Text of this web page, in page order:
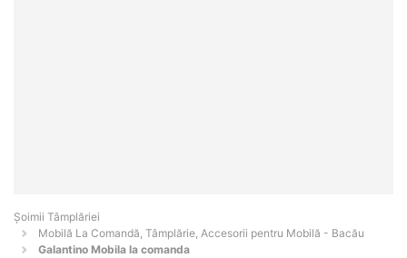
Șoimii Tâmplăriei
Mobilă La Comandă, Tâmplărie, Accesorii pentru Mobilă - Bacău
Galantino Mobila la comanda